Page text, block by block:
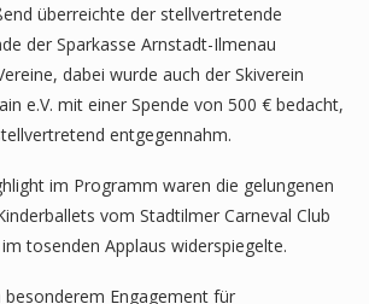
überreichte der stellvertretende
der Sparkasse Arnstadt-Ilmenau
dabei wurde auch der Skiverein
e.V. mit einer Spende von 500 € bedacht,
entgegennahm.
im Programm waren die gelungenen
vom Stadtilmer Carneval Club
tosenden Applaus widerspiegelte.
besonderem Engagement für